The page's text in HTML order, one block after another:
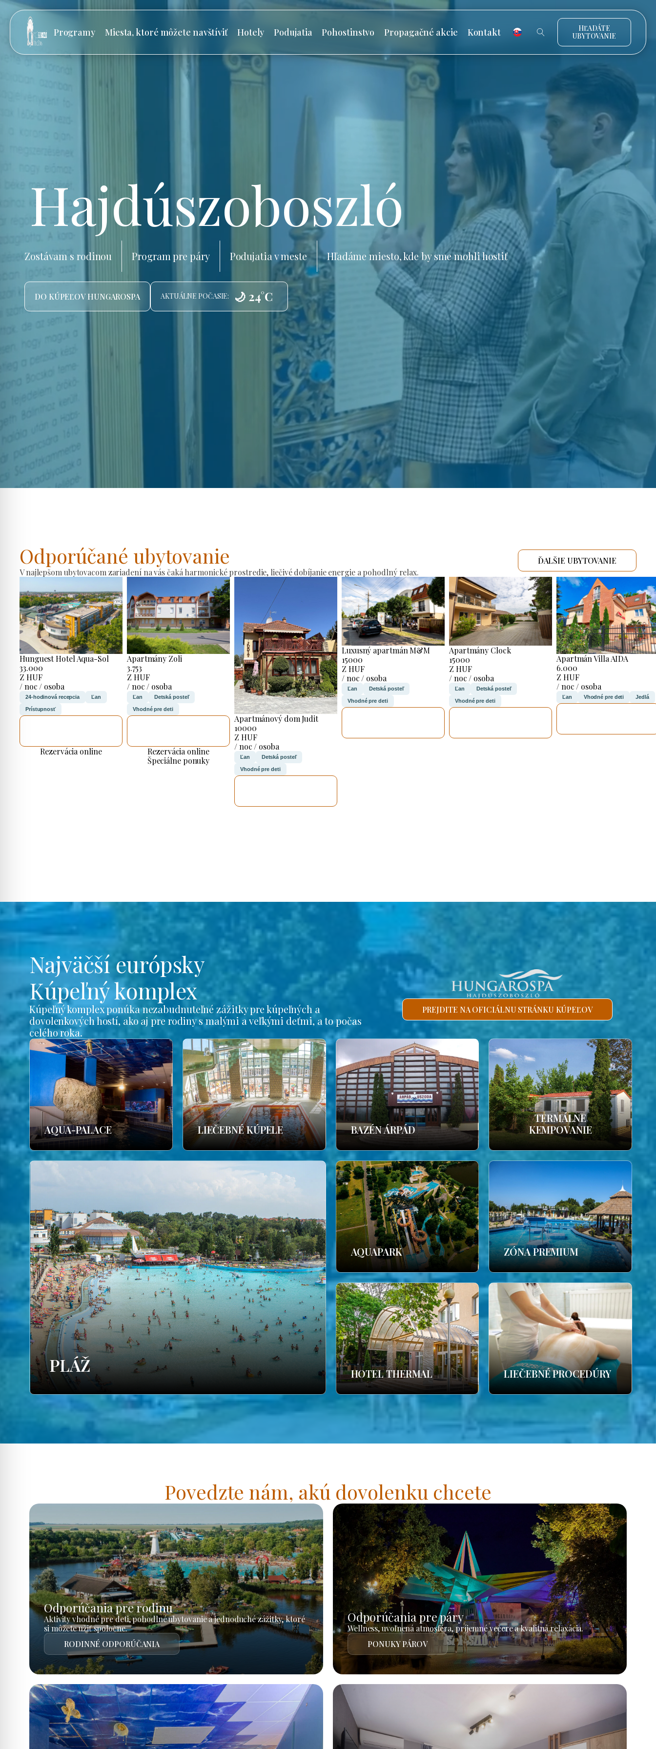
Programy Miesta, ktoré môžete navštíviť Hotely Podujatia Pohostinstvo Propagačné akcie Kontakt
HĽADÁTE
UBYTOVANIE
Hajdúszoboszló
Zostávam s rodinou Program pre páry Podujatia v meste Hľadáme miesto, kde by sme mohli hostiť
DO KÚPEĽOV HUNGAROSPA AKTUÁLNE POČASIE: 🌙 24°C
Odporúčané ubytovanie
V najlepšom ubytovacom zariadení na vás čaká harmonické prostredie, liečivé dobíjanie energie a pohodlný relax.
ĎALŠIE UBYTOVANIE
Hunguest Hotel Aqua-Sol
33.000
Z HUF
/ noc / osoba
24-hodinová recepcia Ľan
Prístupnosť
Rezervácia online
Apartmány Zoli
3.753
Z HUF
/ noc / osoba
Ľan Detská posteľ
Vhodné pre deti
Rezervácia online
Špeciálne ponuky
Apartmánový dom Judit
10000
Z HUF
/ noc / osoba
Ľan Detská posteľ
Vhodné pre deti
Luxusný apartmán M&M
15000
Z HUF
/ noc / osoba
Ľan Detská posteľ
Vhodné pre deti
Apartmány Clock
15000
Z HUF
/ noc / osoba
Ľan Detská posteľ
Vhodné pre deti
Apartmán Villa AIDA
6.000
Z HUF
/ noc / osoba
Ľan Vhodné pre deti Jedlá
Najväčší európsky
Kúpeľný komplex
Kúpeľný komplex ponúka nezabudnuteľné zážitky pre kúpeľných a
dovolenkových hostí, ako aj pre rodiny s malými a veľkými deťmi, a to počas
celého roka.
PREJDITE NA OFICIÁLNU STRÁNKU KÚPEĽOV
AQUA-PALACE LIEČEBNÉ KÚPELE BAZÉN ÁRPÁD
TERMÁLNE
KEMPOVANIE
PLÁŽ
AQUAPARK ZÓNA PREMIUM
HOTEL THERMAL LIEČEBNÉ PROCEDÚRY
Povedzte nám, akú dovolenku chcete
Odporúčania pre rodinu
Aktivity vhodné pre deti, pohodlné ubytovanie a jednoduché zážitky, ktoré
si môžete užiť spoločne.
RODINNÉ ODPORÚČANIA
Odporúčania pre páry
Wellness, uvoľnená atmosféra, príjemné večere a kvalitná relaxácia.
PONUKY PÁROV